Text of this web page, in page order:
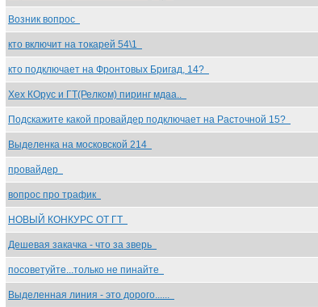
Возник вопрос
кто включит на токарей 54\1
кто подключает на Фронтовых Бригад, 14?
Хех КОрус и ГТ(Релком) пиринг мдаа..
Подскажите какой провайдер подключает на Расточной 15?
Выделенка на московской 214
провайдер
вопрос про трафик
НОВЫЙ КОНКУРС ОТ ГТ
Дешевая закачка - что за зверь
посоветуйте...только не пинайте
Выделенная линия - это дорого......